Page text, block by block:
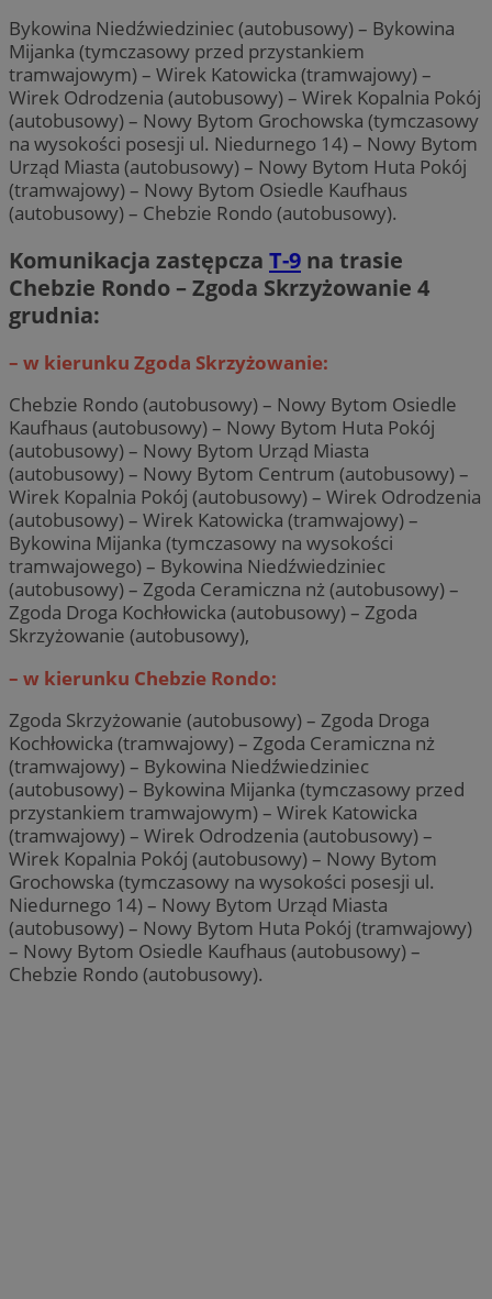
Bykowina Niedźwiedziniec (autobusowy) – Bykowina
Mijanka (tymczasowy przed przystankiem
tramwajowym) – Wirek Katowicka (tramwajowy) –
Wirek Odrodzenia (autobusowy) – Wirek Kopalnia Pokój
(autobusowy) – Nowy Bytom Grochowska (tymczasowy
na wysokości posesji ul. Niedurnego 14) – Nowy Bytom
Urząd Miasta (autobusowy) – Nowy Bytom Huta Pokój
(tramwajowy) – Nowy Bytom Osiedle Kaufhaus
(autobusowy) – Chebzie Rondo (autobusowy).
Komunikacja zastępcza T-9 na trasie
Chebzie Rondo – Zgoda Skrzyżowanie 4
grudnia:
– w kierunku Zgoda Skrzyżowanie:
Chebzie Rondo (autobusowy) – Nowy Bytom Osiedle
Kaufhaus (autobusowy) – Nowy Bytom Huta Pokój
(autobusowy) – Nowy Bytom Urząd Miasta
(autobusowy) – Nowy Bytom Centrum (autobusowy) –
Wirek Kopalnia Pokój (autobusowy) – Wirek Odrodzenia
(autobusowy) – Wirek Katowicka (tramwajowy) –
Bykowina Mijanka (tymczasowy na wysokości
tramwajowego) – Bykowina Niedźwiedziniec
(autobusowy) – Zgoda Ceramiczna nż (autobusowy) –
Zgoda Droga Kochłowicka (autobusowy) – Zgoda
Skrzyżowanie (autobusowy),
– w kierunku Chebzie Rondo:
Zgoda Skrzyżowanie (autobusowy) – Zgoda Droga
Kochłowicka (tramwajowy) – Zgoda Ceramiczna nż
(tramwajowy) – Bykowina Niedźwiedziniec
(autobusowy) – Bykowina Mijanka (tymczasowy przed
przystankiem tramwajowym) – Wirek Katowicka
(tramwajowy) – Wirek Odrodzenia (autobusowy) –
Wirek Kopalnia Pokój (autobusowy) – Nowy Bytom
Grochowska (tymczasowy na wysokości posesji ul.
Niedurnego 14) – Nowy Bytom Urząd Miasta
(autobusowy) – Nowy Bytom Huta Pokój (tramwajowy)
– Nowy Bytom Osiedle Kaufhaus (autobusowy) –
Chebzie Rondo (autobusowy).